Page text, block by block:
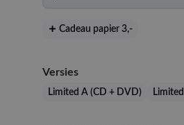
Cadeau papier 3,-
Versies
Limited A (CD + DVD)